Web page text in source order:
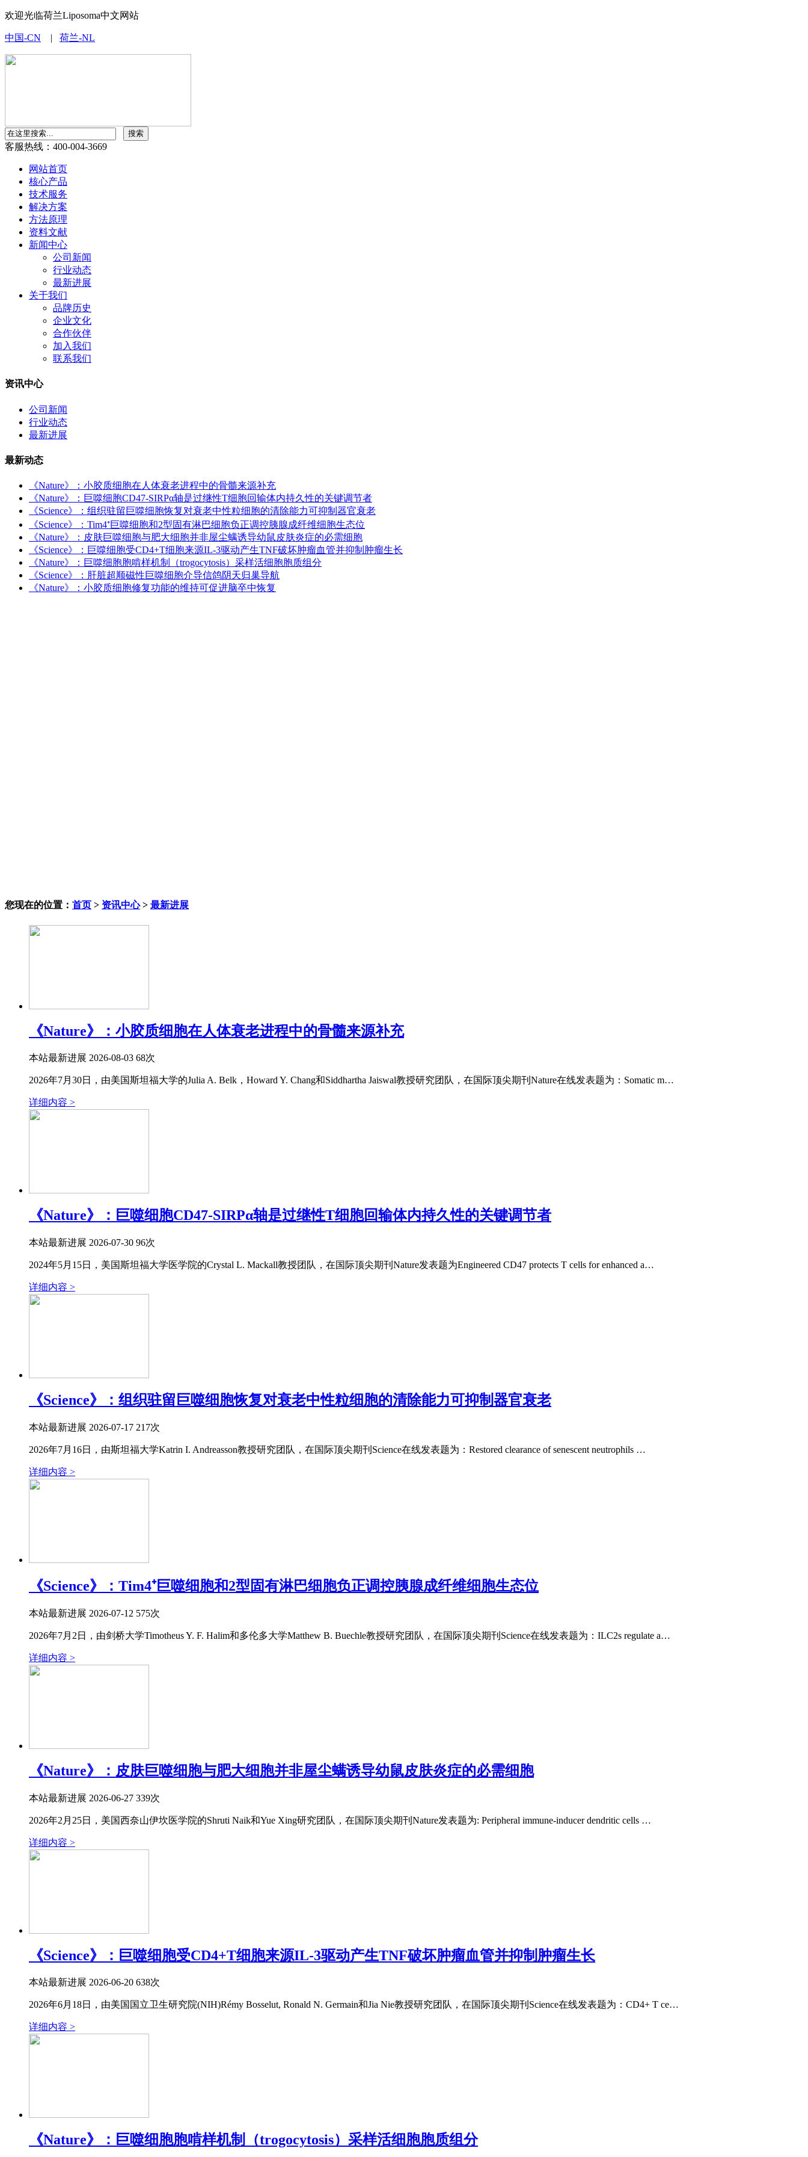
欢迎光临荷兰Liposoma中文网站
中国-CN | 荷兰-NL
客服热线：400-004-3669
网站首页
核心产品
技术服务
解决方案
方法原理
资料文献
新闻中心
公司新闻
行业动态
最新进展
关于我们
品牌历史
企业文化
合作伙伴
加入我们
联系我们
资讯中心
公司新闻
行业动态
最新进展
最新动态
《Nature》：小胶质细胞在人体衰老进程中的骨髓来源补充
《Nature》：巨噬细胞CD47-SIRPα轴是过继性T细胞回输体内持久性的关键调节者
《Science》：组织驻留巨噬细胞恢复对衰老中性粒细胞的清除能力可抑制器官衰老
《Science》：Tim4⁺巨噬细胞和2型固有淋巴细胞负正调控胰腺成纤维细胞生态位
《Nature》：皮肤巨噬细胞与肥大细胞并非屋尘螨诱导幼鼠皮肤炎症的必需细胞
《Science》：巨噬细胞受CD4+T细胞来源IL-3驱动产生TNF破坏肿瘤血管并抑制肿瘤生长
《Nature》：巨噬细胞胞啃样机制（trogocytosis）采样活细胞胞质组分
《Science》：肝脏超顺磁性巨噬细胞介导信鸽阴天归巢导航
《Nature》：小胶质细胞修复功能的维持可促进脑卒中恢复
您现在的位置： 首页 > 资讯中心> 最新进展
《Nature》：小胶质细胞在人体衰老进程中的骨髓来源补充
本站最新进展 2026-08-03 68次
2026年7月30日，由美国斯坦福大学的Julia A. Belk，Howard Y. Chang和Siddhartha Jaiswal教授研究团队，在国际顶尖期刊Nature在线发表题为：Somatic m…
详细内容 >
《Nature》：巨噬细胞CD47-SIRPα轴是过继性T细胞回输体内持久性的关键调节者
本站最新进展 2026-07-30 96次
2024年5月15日，美国斯坦福大学医学院的Crystal L. Mackall教授团队，在国际顶尖期刊Nature发表题为Engineered CD47 protects T cells for enhanced a…
详细内容 >
《Science》：组织驻留巨噬细胞恢复对衰老中性粒细胞的清除能力可抑制器官衰老
本站最新进展 2026-07-17 217次
2026年7月16日，由斯坦福大学Katrin I. Andreasson教授研究团队，在国际顶尖期刊Science在线发表题为：Restored clearance of senescent neutrophils …
详细内容 >
《Science》：Tim4⁺巨噬细胞和2型固有淋巴细胞负正调控胰腺成纤维细胞生态位
本站最新进展 2026-07-12 575次
2026年7月2日，由剑桥大学Timotheus Y. F. Halim和多伦多大学Matthew B. Buechle教授研究团队，在国际顶尖期刊Science在线发表题为：ILC2s regulate a…
详细内容 >
《Nature》：皮肤巨噬细胞与肥大细胞并非屋尘螨诱导幼鼠皮肤炎症的必需细胞
本站最新进展 2026-06-27 339次
2026年2月25日，美国西奈山伊坎医学院的Shruti Naik和Yue Xing研究团队，在国际顶尖期刊Nature发表题为: Peripheral immune-inducer dendritic cells …
详细内容 >
《Science》：巨噬细胞受CD4+T细胞来源IL-3驱动产生TNF破坏肿瘤血管并抑制肿瘤生长
本站最新进展 2026-06-20 638次
2026年6月18日，由美国国立卫生研究院(NIH)Rémy Bosselut, Ronald N. Germain和Jia Nie教授研究团队，在国际顶尖期刊Science在线发表题为：CD4+ T ce…
详细内容 >
《Nature》：巨噬细胞胞啃样机制（trogocytosis）采样活细胞胞质组分